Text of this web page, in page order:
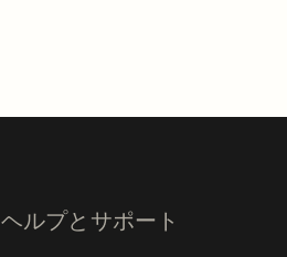
ヘルプとサポート